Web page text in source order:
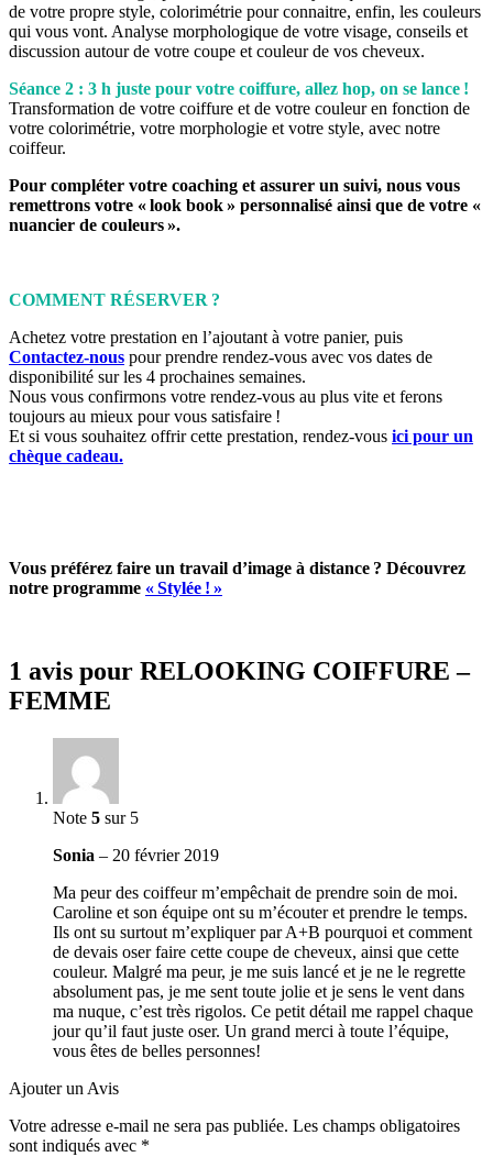
de votre propre style, colorimétrie pour connaitre, enfin, les couleurs
qui vous vont. Analyse morphologique de votre visage, conseils et
discussion autour de votre coupe et couleur de vos cheveux.
Séance 2 : 3 h juste pour votre coiffure, allez hop, on se lance !
Transformation de votre coiffure et de votre couleur en fonction de
votre colorimétrie, votre morphologie et votre style, avec notre
coiffeur.
Pour compléter votre coaching et assurer un suivi, nous vous
remettrons votre « look book » personnalisé ainsi que de votre «
nuancier de couleurs ».
COMMENT RÉSERVER ?
Achetez votre prestation en l’ajoutant à votre panier, puis
Contactez-nous pour prendre rendez-vous avec vos dates de
disponibilité sur les 4 prochaines semaines.
Nous vous confirmons votre rendez-vous au plus vite et ferons
toujours au mieux pour vous satisfaire !
Et si vous souhaitez offrir cette prestation, rendez-vous ici pour un
chèque cadeau.
Vous préférez faire un travail d’image à distance ? Découvrez
notre programme « Stylée ! »
1 avis pour RELOOKING COIFFURE –
FEMME
Note 5 sur 5
Sonia – 20 février 2019
Ma peur des coiffeur m’empêchait de prendre soin de moi.
Caroline et son équipe ont su m’écouter et prendre le temps.
Ils ont su surtout m’expliquer par A+B pourquoi et comment
de devais oser faire cette coupe de cheveux, ainsi que cette
couleur. Malgré ma peur, je me suis lancé et je ne le regrette
absolument pas, je me sent toute jolie et je sens le vent dans
ma nuque, c’est très rigolos. Ce petit détail me rappel chaque
jour qu’il faut juste oser. Un grand merci à toute l’équipe,
vous êtes de belles personnes!
Ajouter un Avis
Votre adresse e-mail ne sera pas publiée. Les champs obligatoires
sont indiqués avec *